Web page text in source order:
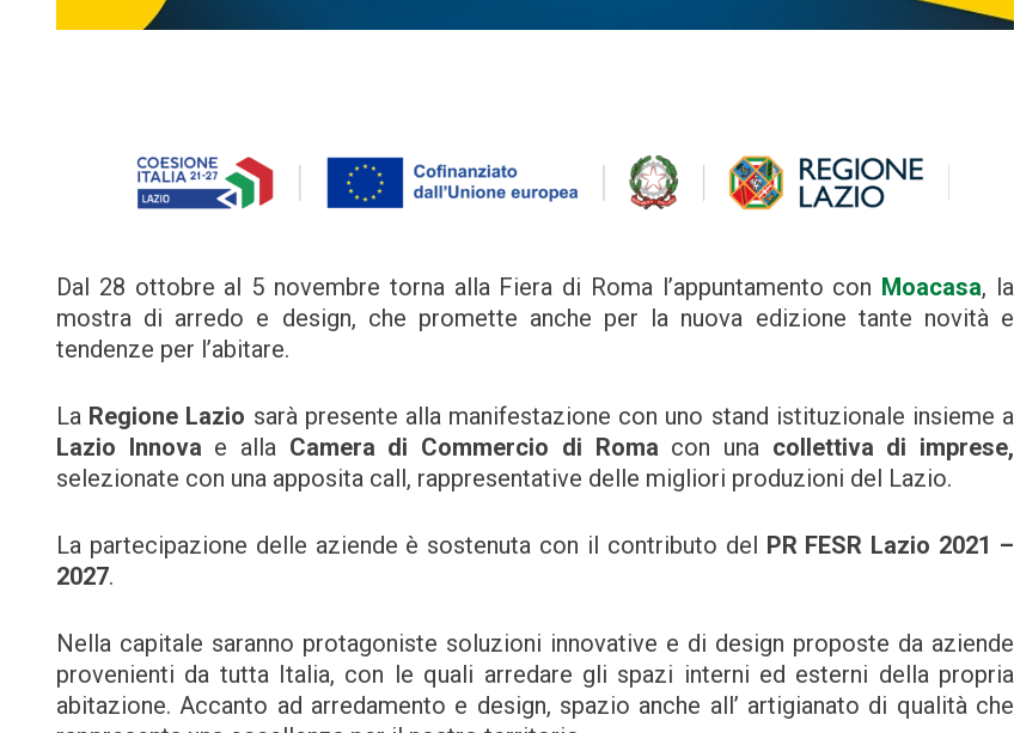
Dal 28 ottobre al 5 novembre torna alla Fiera di Roma l’appuntamento con Moacasa, la
mostra di arredo e design, che promette anche per la nuova edizione tante novità e
tendenze per l’abitare.
La Regione Lazio sarà presente alla manifestazione con uno stand istituzionale insieme a
Lazio Innova e alla Camera di Commercio di Roma con una collettiva di imprese,
selezionate con una apposita call, rappresentative delle migliori produzioni del Lazio.
La partecipazione delle aziende è sostenuta con il contributo del PR FESR Lazio 2021 –
2027.
Nella capitale saranno protagoniste soluzioni innovative e di design proposte da aziende
provenienti da tutta Italia, con le quali arredare gli spazi interni ed esterni della propria
abitazione. Accanto ad arredamento e design, spazio anche all’ artigianato di qualità che